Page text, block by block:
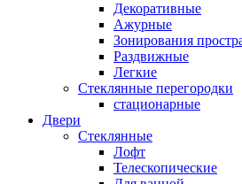
Декоративные
Ажурные
Зонирования
Раздвижные
Легкие
Стеклянные перегородки
стационарные
Двери
Стеклянные
Лофт
Телескопические